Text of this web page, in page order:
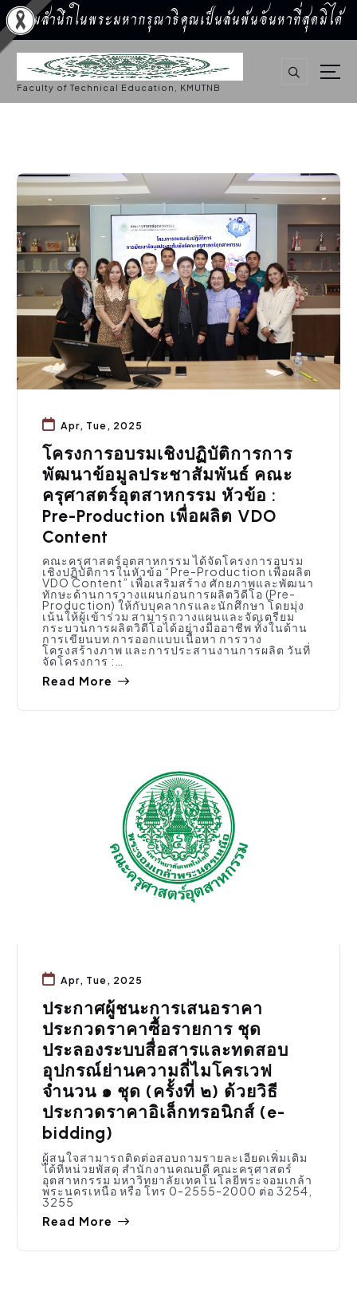
น้อมสำนึกในพระมหากรุณาธิคุณเป็นล้นพ้นอันหาที่สุดมิได้
S
k
o
Faculty of Technical Education, KMUTNB
กิจกรรมคณะ
Apr, Tue, 2025
โครงการอบรมเชิงปฏิบัติการการ
พัฒนาข้อมูลประชาสัมพันธ์ คณะ
ครุศาสตร์อุตสาหกรรม หัวข้อ :
Pre-Production เพื่อผลิต VDO
Content
คณะครุศาสตร์อุตสาหกรรม ได้จัดโครงการอบรม
เชิงปฏิบัติการในหัวข้อ “Pre-Production เพื่อผลิต
VDO Content” เพื่อเสริมสร้าง ศักยภาพและพัฒนา
ทักษะด้านการวางแผนก่อนการผลิตวิดีโอ (Pre-
Production) ให้กับบุคลากรและนักศึกษา โดยมุ่ง
เน้นให้ผู้เข้าร่วม สามารถวางแผนและจัดเตรียม
กระบวนการผลิตวิดีโอได้อย่างมืออาชีพ ทั้งในด้าน
การเขียนบท การออกแบบเนื้อหา การวาง
โครงสร้างภาพ และการประสานงานการผลิต วันที่
จัดโครงการ :…
Read More
Apr, Tue, 2025
ประกาศผู้ชนะการเสนอราคา
ประกวดราคาซื้อรายการ ชุด
ประลองระบบสื่อสารและทดสอบ
อุปกรณ์ย่านความถี่ไมโครเวฟ
จำนวน ๑ ชุด (ครั้งที่ ๒) ด้วยวิธี
ประกวดราคาอิเล็กทรอนิกส์ (e-
bidding)
ผู้สนใจสามารถติดต่อสอบถามรายละเอียดเพิ่มเติม
ได้ที่หน่วยพัสดุ สำนักงานคณบดี คณะครุศาสตร์
อุตสาหกรรม มหาวิทยาลัยเทคโนโลยีพระจอมเกล้า
พระนครเหนือ หรือ โทร 0-2555-2000 ต่อ 3254,
3255
Read More